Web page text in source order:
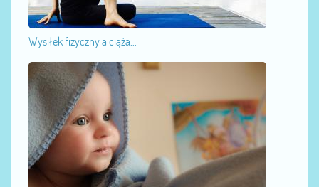
Wysiłek fizyczny a ciąża...